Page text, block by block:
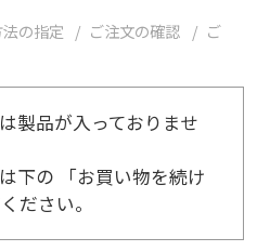
の指定 ご注文の確認
ご
製品が入っておりませ
下の 「お買い物を続け
ださい。